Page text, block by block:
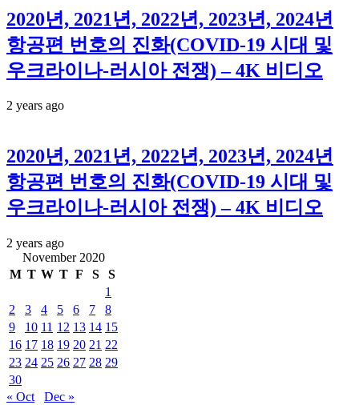
2020년, 2021년, 2022년, 2023년, 2024년
항공편 번호의 진화(COVID-19 시대 및
우크라이나-러시아 전쟁) – 4K 비디오
2 years ago
2020년, 2021년, 2022년, 2023년, 2024년
항공편 번호의 진화(COVID-19 시대 및
우크라이나-러시아 전쟁) – 4K 비디오
2 years ago
November 2020
M T W T F S
S
1
2
3 4 5 6 7
8
9
10 11 12 13 14 15
16 17 18 19 20 21 22
23 24 25 26 27 28 29
30
« Oct
Dec »